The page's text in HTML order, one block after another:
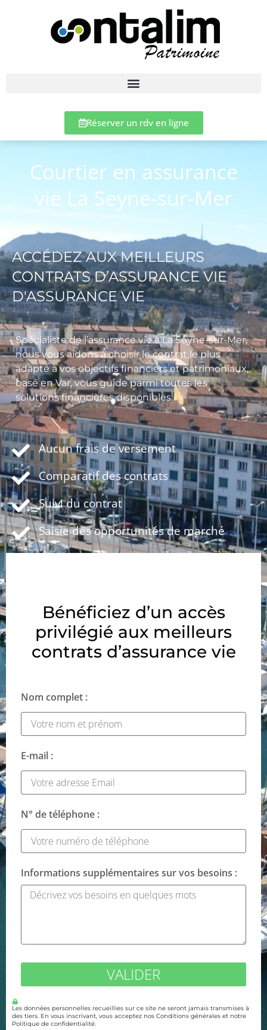
Réserver un rdv en ligne
Courtier en assurance
vie La Seyne-sur-Mer
ACCÉDEZ AUX MEILLEURS
CONTRATS D’ASSURANCE VIE
D'ASSURANCE VIE
Spécialiste de l’assurance vie à La Seyne-sur-Mer,
nous vous aidons à choisir le contrat le plus
adapté à vos objectifs financiers et patrimoniaux,
basé en Var, vous guide parmi toutes les
solutions financières disponibles.
Aucun frais de versement
Comparatif des contrats
Suivi du contrat
Saisie des opportunités de marché
Bénéficiez d’un accès
privilégié aux meilleurs
contrats d’assurance vie
Nom complet :
E-mail :
N° de téléphone :
Informations supplémentaires sur vos besoins :
VALIDER
Les données personnelles recueillies sur ce site ne seront jamais transmises à
des tiers. En vous inscrivant, vous acceptez nos Conditions générales et notre
Politique de confidentialité.